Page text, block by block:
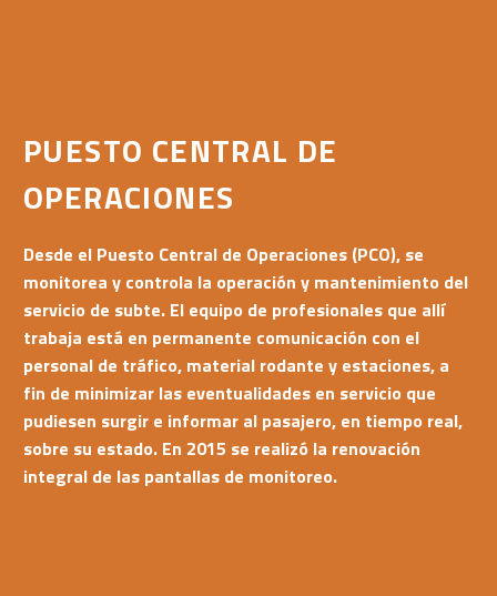
PUESTO CENTRAL DE
OPERACIONES
Desde el Puesto Central de Operaciones (PCO), se
monitorea y controla la operación y mantenimiento del
servicio de subte. El equipo de profesionales que allí
trabaja está en permanente comunicación con el
personal de tráfico, material rodante y estaciones, a
fin de minimizar las eventualidades en servicio que
pudiesen surgir e informar al pasajero, en tiempo real,
sobre su estado. En 2015 se realizó la renovación
integral de las pantallas de monitoreo.